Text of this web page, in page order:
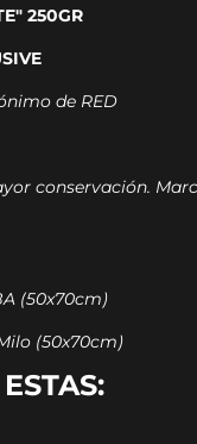
250GR
de RED
conservación.
(50x70cm)
(50x70cm)